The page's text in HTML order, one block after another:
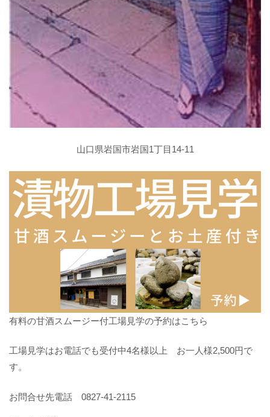
山口県岩国市岩国1丁目14-11
有料の甘酒スムージー付工場見学の予約はこちら
工場見学はお電話でも受付中4名様以上 お一人様2,500円で
す。
お問合せ先電話 0827-41-2115